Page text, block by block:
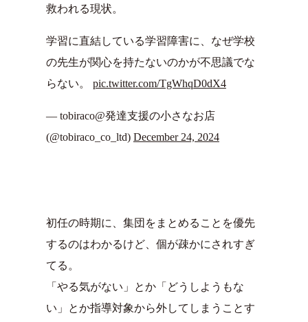
救われる現状。
学習に直結している学習障害に、なぜ学校
の先生が関心を持たないのかが不思議でな
らない。 pic.twitter.com/TgWhqD0dX4
— tobiraco@発達支援の小さなお店
(@tobiraco_co_ltd) December 24, 2024
初任の時期に、集団をまとめることを優先
するのはわかるけど、個が疎かにされすぎ
てる。
「やる気がない」とか「どうしようもな
い」とか指導対象から外してしまうことす